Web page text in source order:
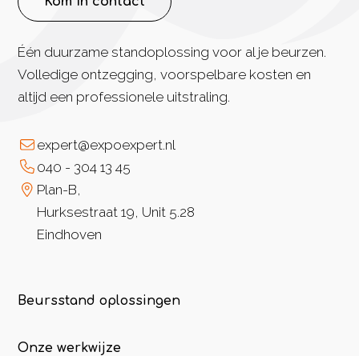
Één duurzame standoplossing voor al je beurzen.
Volledige ontzegging, voorspelbare kosten en
altijd een professionele uitstraling.
expert@expoexpert.nl
040 - 304 13 45
Plan-B,
Hurksestraat 19, Unit 5.28
Eindhoven
Beursstand oplossingen
Onze werkwijze